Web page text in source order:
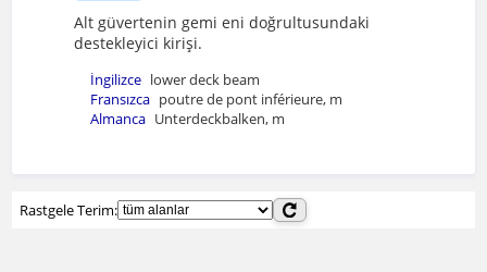
Alt güvertenin gemi eni doğrultusundaki
destekleyici kirişi.
İngilizce lower deck beam
Fransızca poutre de pont inférieure, m
Almanca Unterdeckbalken, m
Rastgele Terim: